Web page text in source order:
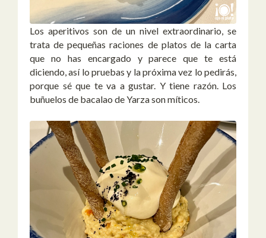
Los aperitivos son de un nivel extraordinario, se
trata de pequeñas raciones de platos de la carta
que no has encargado y parece que te está
diciendo, así lo pruebas y la próxima vez lo pedirás,
porque sé que te va a gustar. Y tiene razón. Los
buñuelos de bacalao de Yarza son míticos.